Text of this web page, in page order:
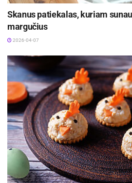
trešnės lietuvius pasiektų
pabaigoje, paprastai trunka
Nors faktiškai tai
vadinti uoga, ir daugeliui ji
vasaros simbolis – todėl jų
gausiai. Sezono metu
gali lygiuotis su tokiomis
braškės“, – pastebi „Iki“
Skanus patiekalas, kuriam
margučius
2026-04-07